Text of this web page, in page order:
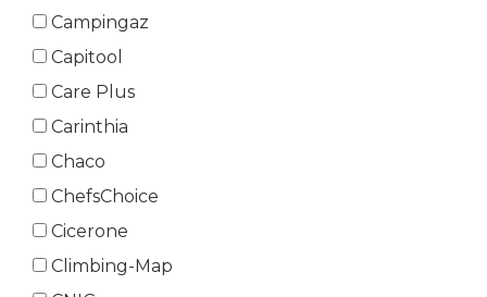
Campingaz
Capitool
Care Plus
Carinthia
Chaco
ChefsChoice
Cicerone
Climbing-Map